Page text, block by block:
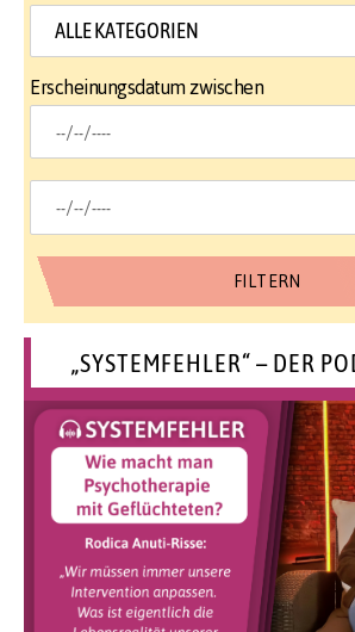
Erscheinungsdatum zwischen
„SYSTEMFEHLER“ – DER